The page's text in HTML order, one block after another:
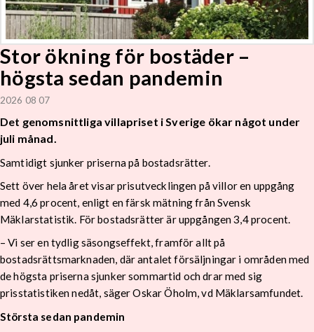
Stor ökning för bostäder –
högsta sedan pandemin
2026 08 07
Det genomsnittliga villapriset i Sverige ökar något under
juli månad.
Samtidigt sjunker priserna på bostadsrätter.
Sett över hela året visar prisutvecklingen på villor en uppgång
med 4,6 procent, enligt en färsk mätning från Svensk
Mäklarstatistik. För bostadsrätter är uppgången 3,4 procent.
– Vi ser en tydlig säsongseffekt, framför allt på
bostadsrättsmarknaden, där antalet försäljningar i områden med
de högsta priserna sjunker sommartid och drar med sig
prisstatistiken nedåt, säger Oskar Öholm, vd Mäklarsamfundet.
Största sedan pandemin